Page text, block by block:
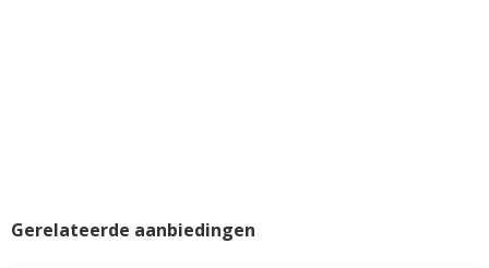
Gerelateerde aanbiedingen